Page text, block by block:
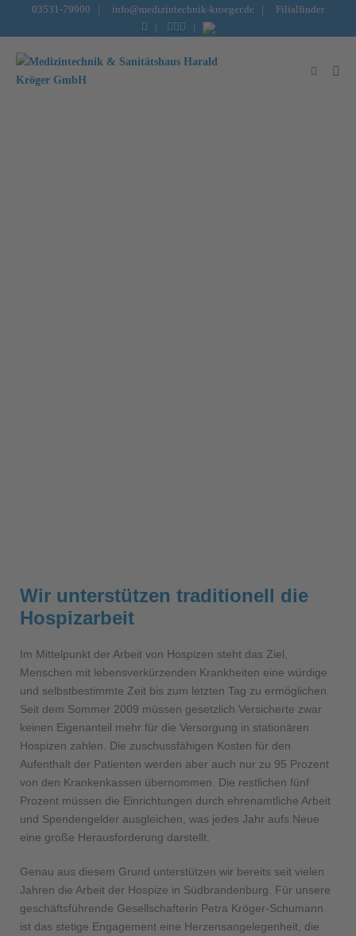
03531-79900 | info@medizintechnik-kroeger.de |
Filialfinder
|
|
Wir unterstützen traditionell die
Hospizarbeit
Im Mittelpunkt der Arbeit von Hospizen steht das Ziel,
Menschen mit lebensverkürzenden Krankheiten eine würdige
und selbstbestimmte Zeit bis zum letzten Tag zu ermöglichen.
Seit dem Sommer 2009 müssen gesetzlich Versicherte zwar
keinen Eigenanteil mehr für die Versorgung in stationären
Hospizen zahlen. Die zuschussfähigen Kosten für den
Aufenthalt der Patienten werden aber auch nur zu 95 Prozent
von den Krankenkassen übernommen. Die restlichen fünf
Prozent müssen die Einrichtungen durch ehrenamtliche Arbeit
und Spendengelder ausgleichen, was jedes Jahr aufs Neue
eine große Herausforderung darstellt.
Genau aus diesem Grund unterstützen wir bereits seit vielen
Jahren die Arbeit der Hospize in Südbrandenburg. Für unsere
geschäftsführende Gesellschafterin Petra Kröger-Schumann
ist das stetige Engagement eine Herzensangelegenheit, die